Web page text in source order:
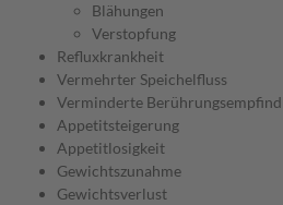
Blähungen
Verstopfung
Refluxkrankheit
Vermehrter Speichelfluss
Verminderte
Appetitsteigerung
Appetitlosigkeit
Gewichtszunahme
Gewichtsverlust